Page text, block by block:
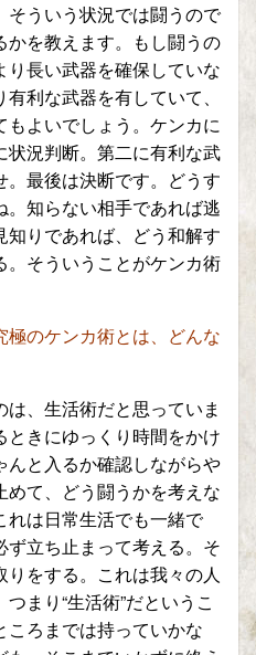
ういう状況では闘うので
かを教えます。もし闘うの
長い武器を確保していな
利な武器を有していて、
よいでしょう。 ケンカに
状況判断。第二に有利な武
。最後は決断です。どうす
。知らない相手であれば逃
りであれば、どう和解す
そういうことがケンカ術
のケンカ術とは、どんな
、生活術だと思っていま
きにゆっくり時間をかけ
んと 入るか確認しながらや
めて、どう闘うかを考えな
れは日常生活でも一緒で
ず立ち止まって考える。そ
りをする。これは我々の人
まり“生活術”だというこ
ころまでは持っていかな